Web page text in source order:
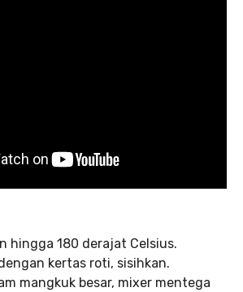
hingga 180 derajat Celsius.
kertas roti, sisihkan.
mangkuk besar, mixer mentega